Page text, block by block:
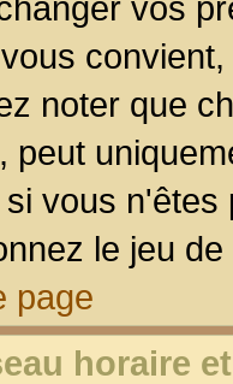
noter que
peut
vous
le jeu
page
horaire